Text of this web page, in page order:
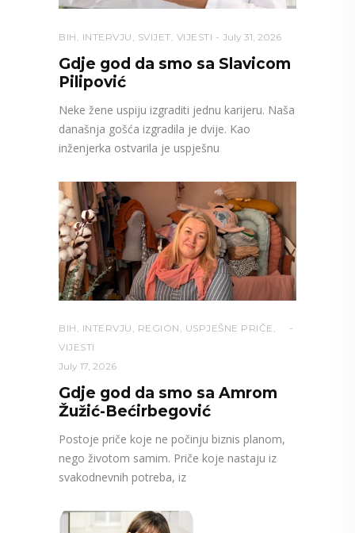
BIH , INTERVJU , SVIJET, VIJESTI July 31, 2026
Gdje god da smo sa Slavicom
Pilipović
Neke žene uspiju izgraditi jednu karijeru. Naša
današnja gošća izgradila je dvije. Kao
inženjerka ostvarila je uspješnu
BIH , INTERVJU , REGION , USPJEŠNE PRIČE ,
VIJESTI
July 17, 2026
Gdje god da smo sa Amrom
Žužić-Bećirbegović
Postoje priče koje ne počinju biznis planom,
nego životom samim. Priče koje nastaju iz
svakodnevnih potreba, iz